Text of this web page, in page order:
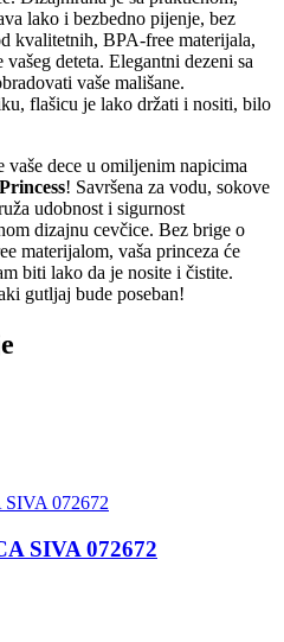
lako i bezbedno pijenje, bez
kvalitetnih, BPA-free materijala,
deteta. Elegantni dezeni sa
vaše mališane.
flašicu je lako držati i nositi, bilo
dece u omiljenim napicima
! Savršena za vodu, sokove
udobnost i sigurnost
dizajnu cevčice. Bez brige o
materijalom, vaša princeza će
biti lako da je nosite i čistite.
gutljaj bude poseban!
SIVA 072672